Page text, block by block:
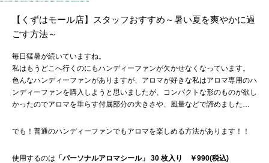
【くずはモール店】スタッフおすすめ～暑い夏を爽やかに過
ごす方法～
毎日猛暑が続いていますね。
私はもうどこへ行くのにもハンディーファンが欠かせなくなっています。
色んなハンディーファンがありますが、アロマが好きな私はアロマ専用のハ
ンディーファンを購入しようと思いましたが、コンパクトな形のものが欲し
かったのでアロマを垂らす付属部分の大きさや、風量などで諦めました…
でも！普通のハンディーファンでもアロマを楽しめる方法があります！！
使用するのは 「パーソナルアロマシール」 30 枚入り ￥990(税込)